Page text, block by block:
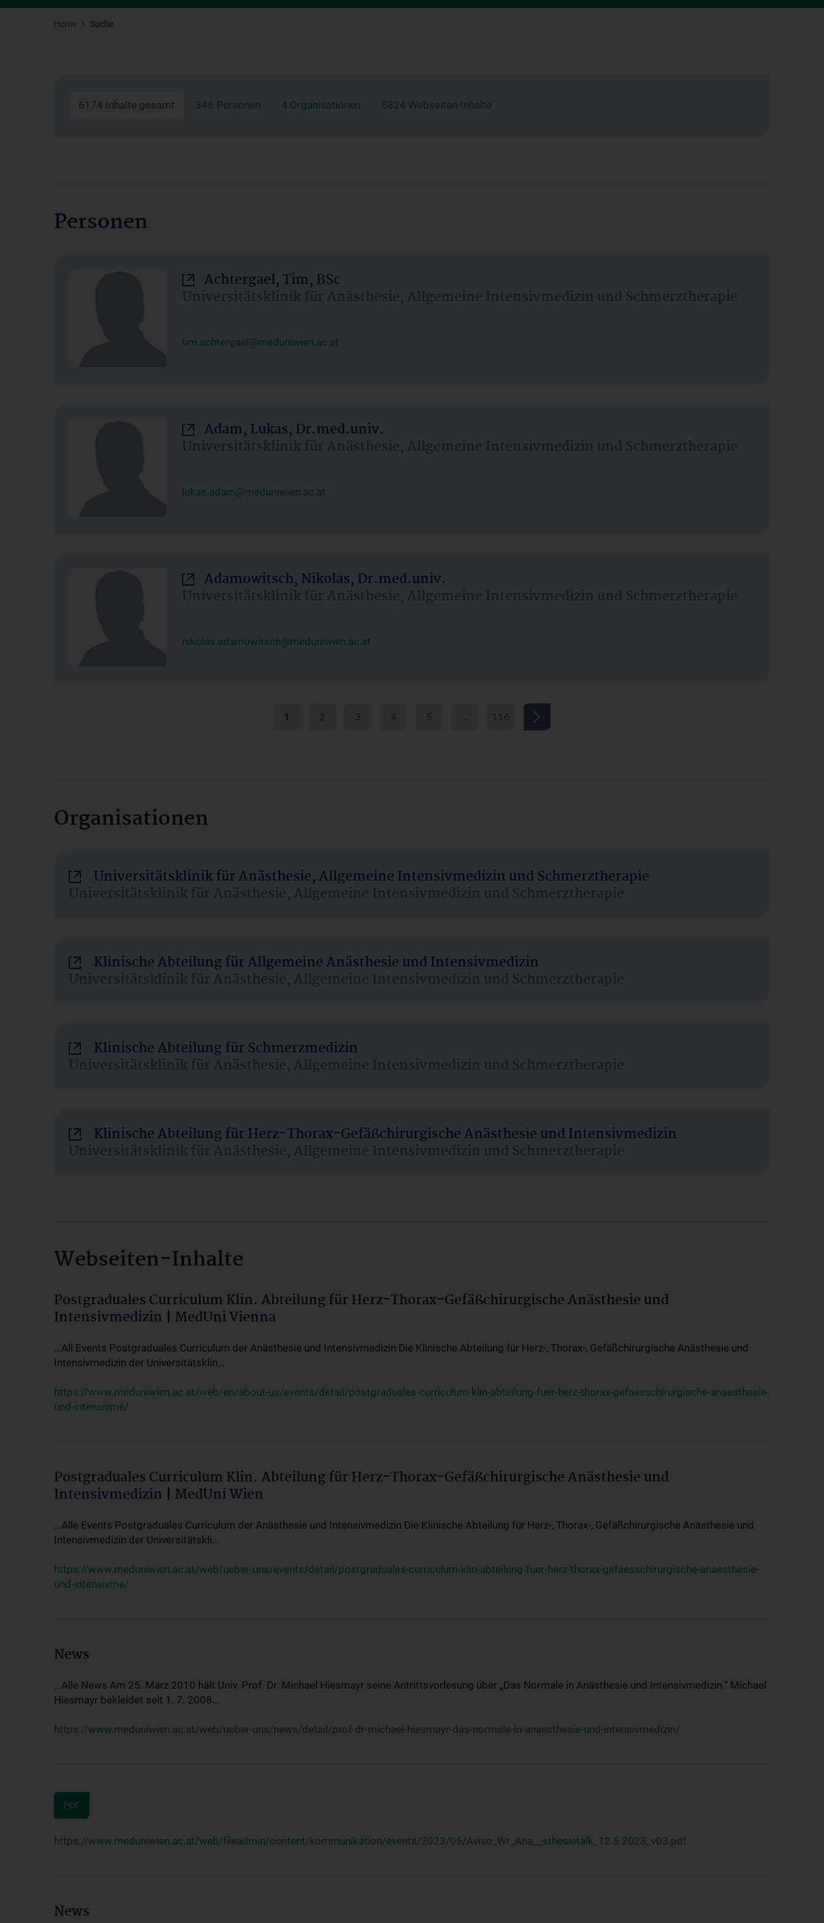
Home Suche
6174 Inhalte gesamt 346 Personen 4 Organisationen 5824 Webseiten-Inhalte
Personen
Achtergael, Tim, BSc
Universitätsklinik für Anästhesie, Allgemeine Intensivmedizin und Schmerztherapie
tim.achtergael@meduniwien.ac.at
Adam, Lukas, Dr.med.univ.
Universitätsklinik für Anästhesie, Allgemeine Intensivmedizin und Schmerztherapie
lukas.adam@meduniwien.ac.at
Adamowitsch, Nikolas, Dr.med.univ.
Universitätsklinik für Anästhesie, Allgemeine Intensivmedizin und Schmerztherapie
nikolas.adamowitsch@meduniwien.ac.at
1 2 3 4 5 … 116
Organisationen
Universitätsklinik für Anästhesie, Allgemeine Intensivmedizin und Schmerztherapie
Universitätsklinik für Anästhesie, Allgemeine Intensivmedizin und Schmerztherapie
Klinische Abteilung für Allgemeine Anästhesie und Intensivmedizin
Universitätsklinik für Anästhesie, Allgemeine Intensivmedizin und Schmerztherapie
Klinische Abteilung für Schmerzmedizin
Universitätsklinik für Anästhesie, Allgemeine Intensivmedizin und Schmerztherapie
Klinische Abteilung für Herz-Thorax-Gefäßchirurgische Anästhesie und Intensivmedizin
Universitätsklinik für Anästhesie, Allgemeine Intensivmedizin und Schmerztherapie
Webseiten-Inhalte
Postgraduales Curriculum Klin. Abteilung für Herz-Thorax-Gefäßchirurgische Anästhesie und
Intensivmedizin | MedUni Vienna
...All Events Postgraduales Curriculum der Anästhesie und Intensivmedizin Die Klinische Abteilung für Herz-, Thorax-, Gefäßchirurgische Anästhesie und
Intensivmedizin der Universitätsklin...
https://www.meduniwien.ac.at/web/en/about-us/events/detail/postgraduales-curriculum-klin-abteilung-fuer-herz-thorax-gefaesschirurgische-anaesthesie-
und-intensivme/
Postgraduales Curriculum Klin. Abteilung für Herz-Thorax-Gefäßchirurgische Anästhesie und
Intensivmedizin | MedUni Wien
...Alle Events Postgraduales Curriculum der Anästhesie und Intensivmedizin Die Klinische Abteilung für Herz-, Thorax-, Gefäßchirurgische Anästhesie und
Intensivmedizin der Universitätskli...
https://www.meduniwien.ac.at/web/ueber-uns/events/detail/postgraduales-curriculum-klin-abteilung-fuer-herz-thorax-gefaesschirurgische-anaesthesie-
und-intensivme/
News
...Alle News Am 25. März 2010 hält Univ. Prof. Dr. Michael Hiesmayr seine Antrittsvorlesung über „Das Normale in Anästhesie und Intensivmedizin.“ Michael
Hiesmayr bekleidet seit 1. 7. 2008...
https://www.meduniwien.ac.at/web/ueber-uns/news/detail/prof-dr-michael-hiesmayr-das-normale-in-anaesthesie-und-intensivmedizin/
PDF
https://www.meduniwien.ac.at/web/fileadmin/content/kommunikation/events/2023/05/Aviso_Wr_Ana__sthesietalk_12.5.2023_v03.pdf
News